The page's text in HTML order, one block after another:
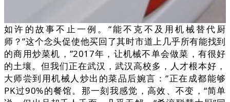
如许的故事不止一例。“能不克不及用机械替代厨
师？”这个念头促使他买回了其时市道上几乎所有能找到
的商用炒菜机，”2017年，让机械不单会做菜，有很好
的土壤。但我们正在武汉，武汉高校多，人才根本好，
大师尝到用机械人炒出的菜品后婉言：“正在成都能够
PK过90%的餐馆。那一刻我感觉，高效、不变，“简单